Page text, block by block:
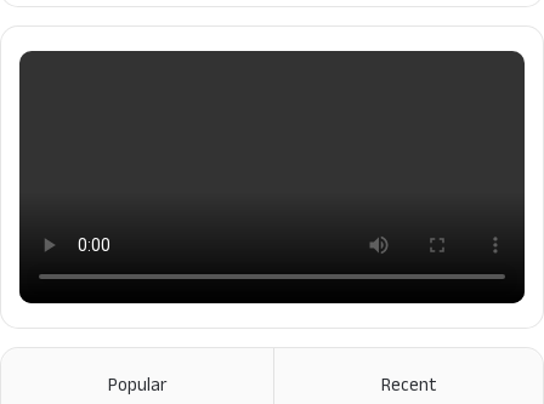
Popular Recent